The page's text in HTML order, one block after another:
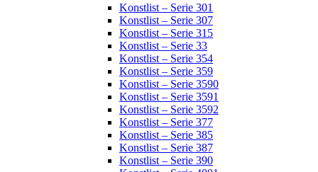
Konstlist – Serie 301
Konstlist – Serie 307
Konstlist – Serie 315
Konstlist – Serie 33
Konstlist – Serie 354
Konstlist – Serie 359
Konstlist – Serie 3590
Konstlist – Serie 3591
Konstlist – Serie 3592
Konstlist – Serie 377
Konstlist – Serie 385
Konstlist – Serie 387
Konstlist – Serie 390